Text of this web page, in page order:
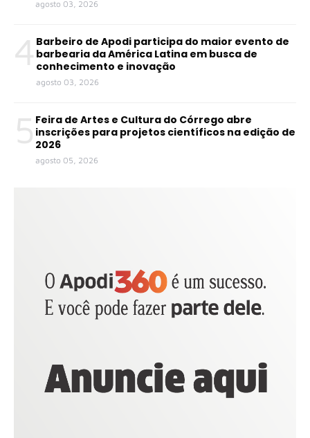
agosto 03, 2026
4 Barbeiro de Apodi participa do maior evento de
barbearia da América Latina em busca de
conhecimento e inovação
agosto 03, 2026
5 Feira de Artes e Cultura do Córrego abre
inscrições para projetos científicos na edição de
2026
agosto 05, 2026